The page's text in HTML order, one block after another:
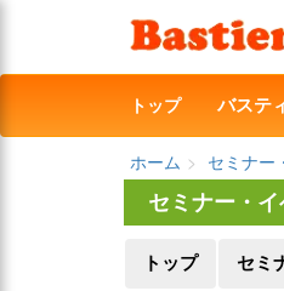
トップ バステ
ホーム セミナー
セミナー・
トップ セミ